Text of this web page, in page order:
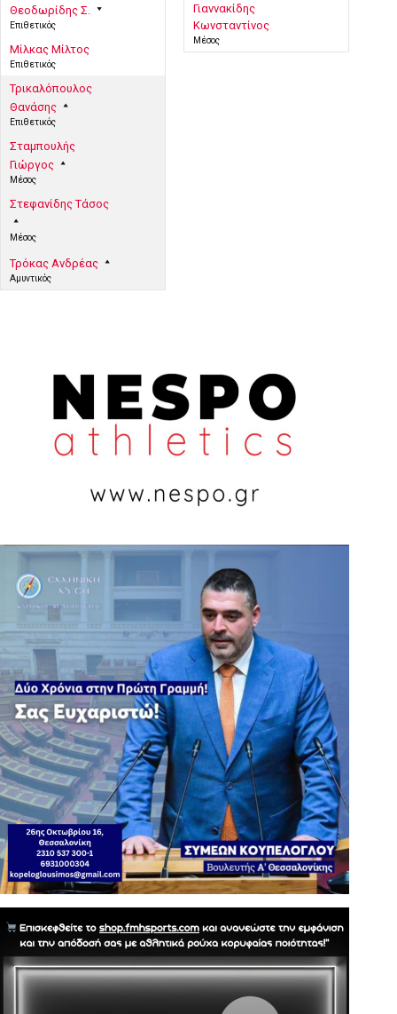
Θεοδωρίδης Σ.
Επιθετικός
Μίλκας Μίλτος
Επιθετικός
Τρικαλόπουλος
Θανάσης
Επιθετικός
Σταμπουλής
Γιώργος
Μέσος
Στεφανίδης Τάσος
Μέσος
Τρόκας Ανδρέας
Αμυντικός
Γιαννακίδης
Κωνσταντίνος
Μέσος